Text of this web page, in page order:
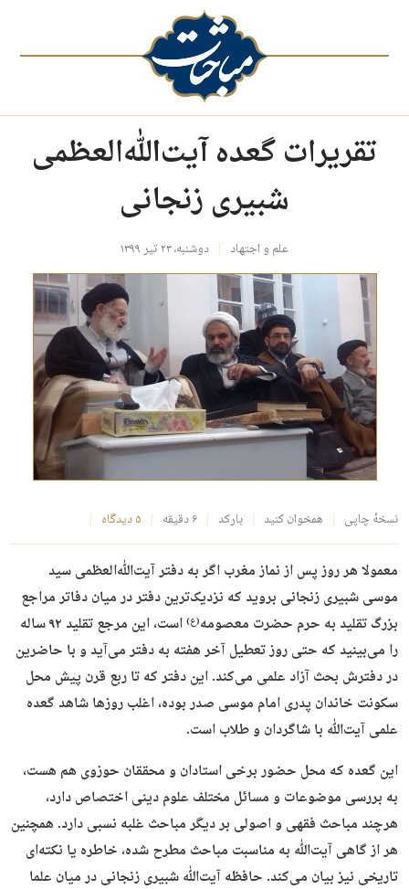
تقریرات گعده آیت‌الله‌العظمی
شبیری زنجانی
علم و اجتهاد دوشنبه، ۲۳ تیر ۱۳۹۹
نسخهٔ چاپی همخوان کنید بارکد ۶ دقیقه ۵ دیدگاه
معمولا هر روز پس از نماز مغرب اگر به دفتر آیت‌ﷲ‌العظمی سید
موسی شبیری زنجانی بروید که نزدیک‌ترین دفتر در میان دفاتر مراجع
بزرگ تقلید به حرم حضرت معصومه(ع)
است، این مرجع تقلید ۹۲ ساله
را می‌بینید که حتی روز تعطیل آخر هفته به دفتر می‌آید و با حاضرین
در دفترش بحث آزاد علمی می‌کند. این دفتر که تا ربع قرن پیش محل
سکونت خاندان پدری امام موسی صدر بوده، اغلب روزها شاهد گعده
علمی آیت‌ﷲ با شاگردان و طلاب است.
این گعده که محل حضور برخی استادان و محققان حوزوی هم هست،
به بررسی موضوعات و مسائل مختلف علوم دینی اختصاص دارد،
هرچند مباحث فقهی و اصولی بر دیگر مباحث غلبه نسبی دارد. همچنین
هر از گاهی آیت‌ﷲ به مناسبت مباحث مطرح شده، خاطره یا نکته‌ای
تاریخی نیز بیان می‌کند. حافظه آیت‌ﷲ شبیری زنجانی در میان علما